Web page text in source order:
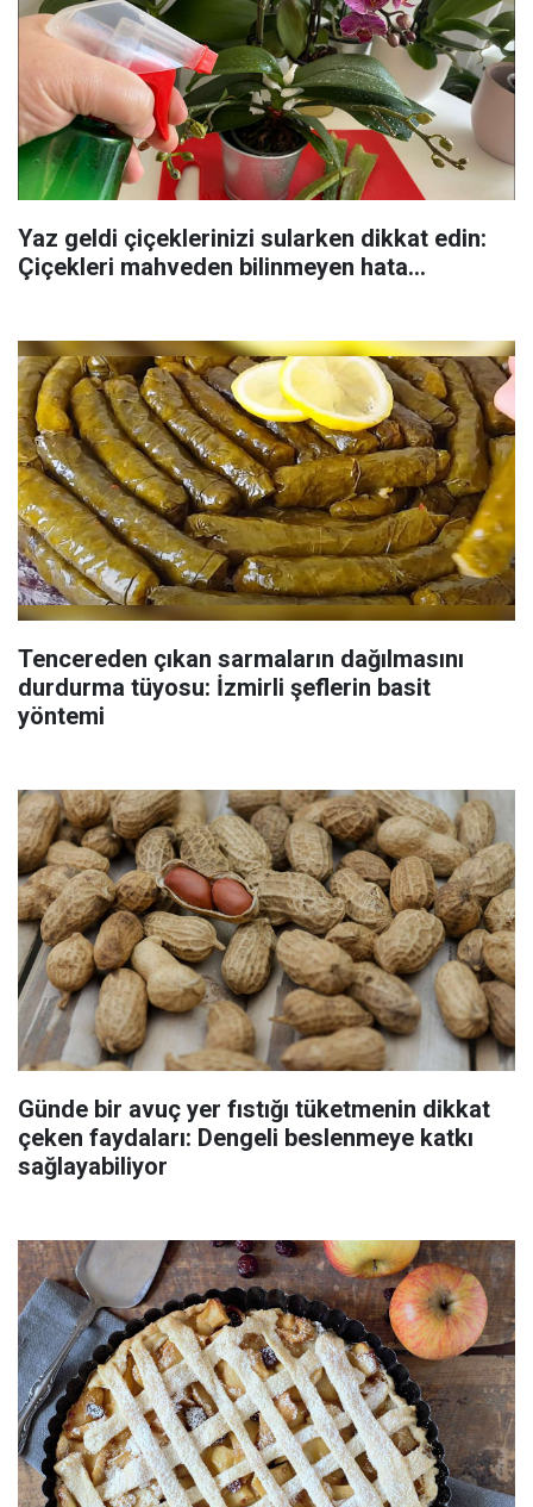
Yaz geldi çiçeklerinizi sularken dikkat edin:
Çiçekleri mahveden bilinmeyen hata...
Tencereden çıkan sarmaların dağılmasını
durdurma tüyosu: İzmirli şeflerin basit
yöntemi
Günde bir avuç yer fıstığı tüketmenin dikkat
çeken faydaları: Dengeli beslenmeye katkı
sağlayabiliyor